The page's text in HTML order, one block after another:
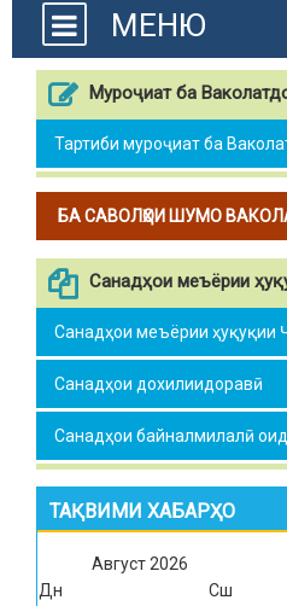
МЕНЮ
Муроҷиат ба
Тартиби муроҷиат ба
БА САВОЛҲОИ ШУМО
Санадҳои меъёрии
Санадҳои меъёрии ҳуқуқии
Санадҳои дохилиидоравӣ
Санадҳои байналмилалӣ
ТАҚВИМИ ХАБАРҲО
Август2026
Дн
Сш